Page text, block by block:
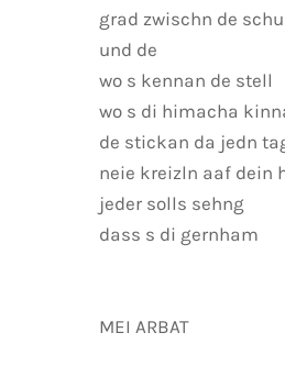
grad zwischn de
und de
wo s kennan de stell
wo s di himacha
de stickan da jedn
neie kreizln aaf dein
jeder solls sehng
dass s di gernham
MEI ARBAT